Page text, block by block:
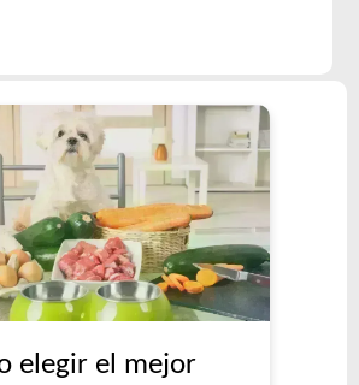
elegir el mejor